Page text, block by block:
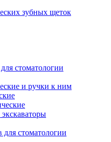
зубных щеток
стоматологии
и ручки к ним
стоматологии